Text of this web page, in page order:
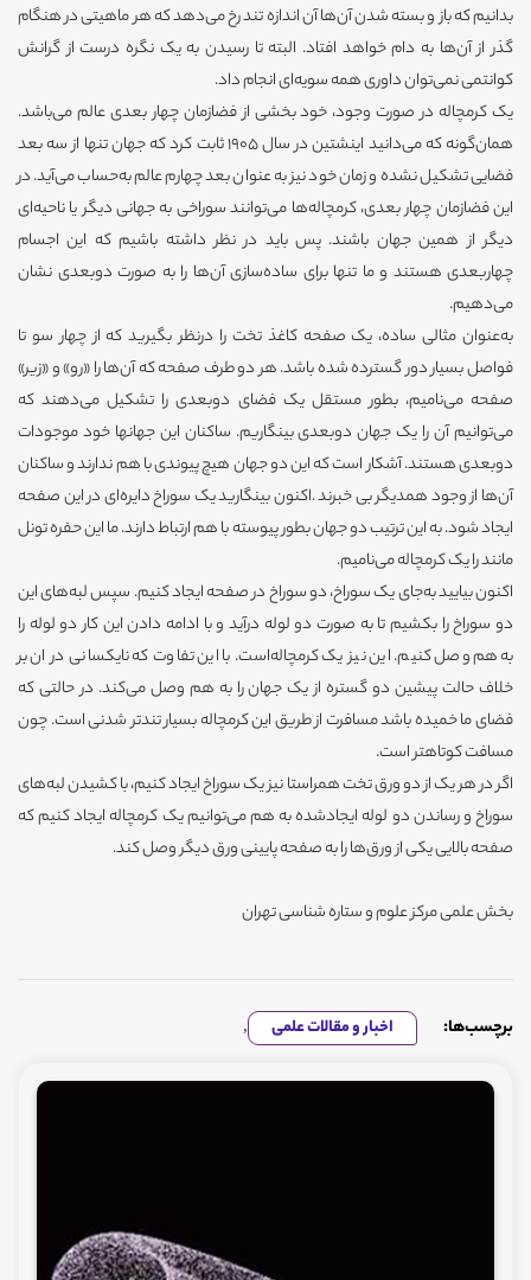
بدانیم که باز و بسته شدن آن‌ها آن اندازه تند رخ می‌دهد که هر ماهیتی در هنگام
گذر از آن‌ها به دام خواهد افتاد. البته تا رسیدن به یک نگره درست از گرانش
کوانتمی نمی‌توان داوری همه سویه‌ای انجام داد.
یک کرمچاله در صورت وجود، خود بخشی از فضازمان چهار بعدی عالم می‌باشد.
همان‌گونه که می‌دانید اینشتین در سال ۱۹۰۵ ثابت کرد که جهان تنها از سه بعد
فضایی تشکیل نشده و زمان خود نیز به عنوان بعد چهارم عالم به‌حساب می‌آید. در
این فضازمان چهار بعدی، کرمچاله‌ها می‌توانند سوراخی به جهانی دیگر یا ناحیه‌ای
دیگر از همین جهان باشند. پس باید در نظر داشته باشیم که این اجسام
چهاربعدی هستند و ما تنها برای ساده‌سازی آن‌ها را به صورت دوبعدی نشان
می‌دهیم.
به‌عنوان مثالی ساده، یک صفحه کاغذ تخت را درنظر بگیرید که از چهار سو تا
فواصل بسیار دور گسترده شده باشد. هر دو طرف صفحه که آن‌ها را «رو» و «زیر»
صفحه می‌نامیم، بطور مستقل یک فضای دوبعدی را تشکیل می‌دهند که
می‌توانیم آن را یک جهان دوبعدی بینگاریم. ساکنان این جهانها خود موجودات
دوبعدی هستند. آشکار است که این دو جهان هیچ پیوندی با هم ندارند و ساکنان
آن‌ها از وجود همدیگر بی خبرند .اکنون بینگارید یک سوراخ دایره‌ای در این صفحه
ایجاد شود. به این ترتیب دو جهان بطور پیوسته با هم ارتباط دارند. ما این حفره تونل
مانند را یک کرمچاله می‌نامیم.
اکنون بیایید به‌جای یک سوراخ، دو سوراخ در صفحه ایجاد کنیم. سپس لبه‌های این
دو سوراخ را بکشیم تا به صورت دو لوله درآید و با ادامه دادن این کار دو لوله را
به‌هم وصل کنیم. این نیز یک کرمچاله‌است. با این تفاوت که نایکسانی در ان بر
خلاف حالت پیشین دو گستره از یک جهان را به هم وصل می‌کند. در حالتی که
فضای ما خمیده باشد مسافرت از طریق این کرمچاله بسیار تندتر شدنی است. چون
مسافت کوتاهتر است.
اگر در هر یک از دو ورق تخت همراستا نیز یک سوراخ ایجاد کنیم، با کشیدن لبه‌های
سوراخ و رساندن دو لوله ایجادشده به هم می‌توانیم یک کرمچاله ایجاد کنیم که
صفحه بالایی یکی از ورق‌ها را به صفحه پایینی ورق دیگر وصل کند.
بخش علمی مرکز علوم و ستاره شناسی تهران
برچسب‌ها: اخبار و مقالات علمی ,